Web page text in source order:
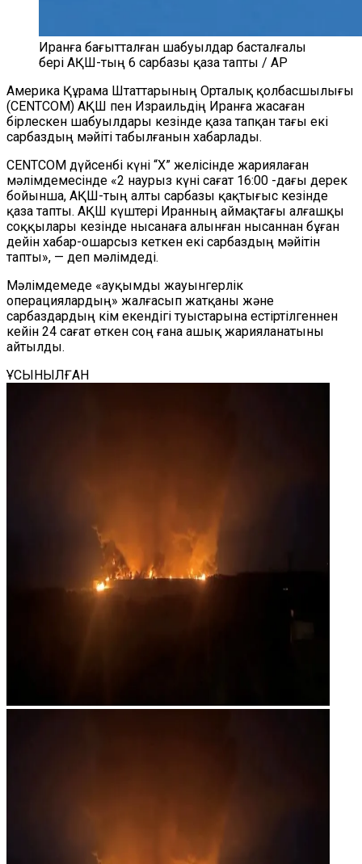
Иранға бағытталған шабуылдар басталғалы
бері АҚШ-тың 6 сарбазы қаза тапты / AP
Америка Құрама Штаттарының Орталық қолбасшылығы
(CENTCOM) АҚШ пен Израильдің Иранға жасаған
бірлескен шабуылдары кезінде қаза тапқан тағы екі
сарбаздың мәйіті табылғанын хабарлады.
CENTCOM дүйсенбі күні “X” желісінде жариялаған
мәлімдемесінде «2 наурыз күні сағат 16:00 -дағы дерек
бойынша, АҚШ-тың алты сарбазы қақтығыс кезінде
қаза тапты. АҚШ күштері Иранның аймақтағы алғашқы
соққылары кезінде нысанаға алынған нысаннан бұған
дейін хабар-ошарсыз кеткен екі сарбаздың мәйітін
тапты», — деп мәлімдеді.
Мәлімдемеде «ауқымды жауынгерлік
операциялардың» жалғасып жатқаны және
сарбаздардың кім екендігі туыстарына естіртілгеннен
кейін 24 сағат өткен соң ғана ашық жарияланатыны
айтылды.
ҰСЫНЫЛҒАН